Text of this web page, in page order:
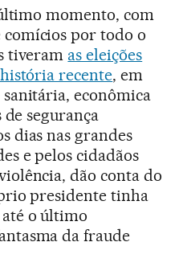
momento, com
comícios por todo o
tiveram as eleições
recente, em
econômica
segurança
dias nas grandes
e pelos cidadãos
dão conta do
presidente tinha
o último
da fraude